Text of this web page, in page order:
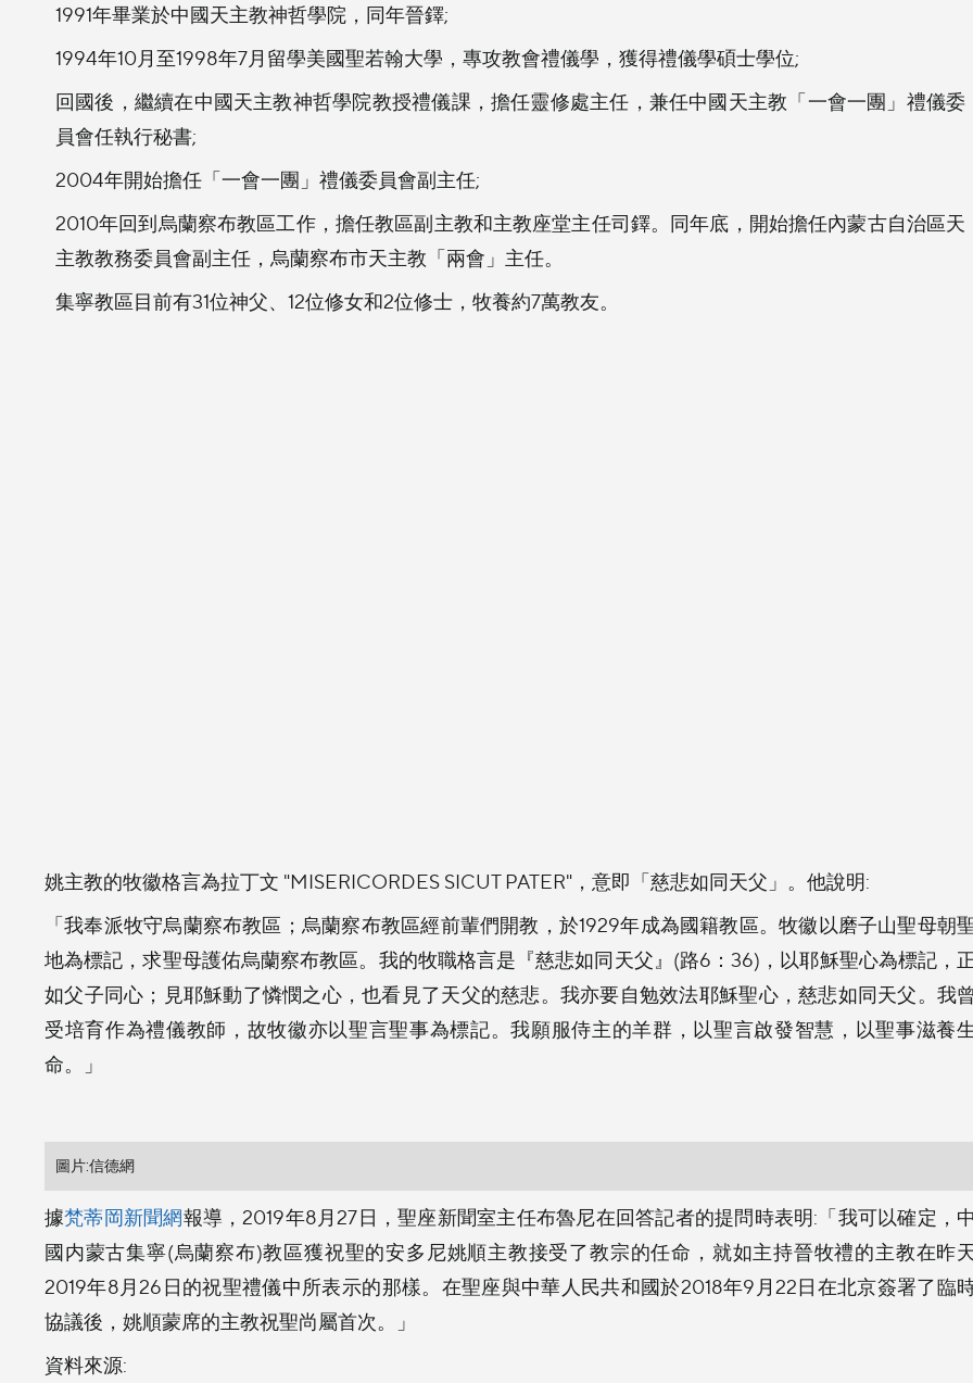
1991年畢業於中國天主教神哲學院，同年晉鐸;
1994年10月至1998年7月留學美國聖若翰大學，專攻教會禮儀學，獲得禮儀學碩士學位;
回國後，繼續在中國天主教神哲學院教授禮儀課，擔任靈修處主任，兼任中國天主教「一會一團」禮儀委
員會任執行秘書;
2004年開始擔任「一會一團」禮儀委員會副主任;
2010年回到烏蘭察布教區工作，擔任教區副主教和主教座堂主任司鐸。同年底，開始擔任內蒙古自治區天
主教教務委員會副主任，烏蘭察布市天主教「兩會」主任。
集寧教區目前有31位神父、12位修女和2位修士，牧養約7萬教友。
姚主教的牧徽格言為拉丁文 "MISERICORDES SICUT PATER"，意即「慈悲如同天父」。他說明:
「我奉派牧守烏蘭察布教區；烏蘭察布教區經前輩們開教，於1929年成為國籍教區。牧徽以磨子山聖母朝
地為標記，求聖母護佑烏蘭察布教區。我的牧職格言是『慈悲如同天父』(路6：36)，以耶穌聖心為標記，
如父子同心；見耶穌動了憐憫之心，也看見了天父的慈悲。我亦要自勉效法耶穌聖心，慈悲如同天父。我曾
受培育作為禮儀教師，故牧徽亦以聖言聖事為標記。我願服侍主的羊群，以聖言啟發智慧，以聖事滋養生
命。」
圖片:信德網
據梵蒂岡新聞網報導，2019年8月27日，聖座新聞室主任布魯尼在回答記者的提問時表明:「我可以確定，中
國内蒙古集寧(烏蘭察布)教區獲祝聖的安多尼姚順主教接受了教宗的任命，就如主持晉牧禮的主教在昨
2019年8月26日的祝聖禮儀中所表示的那樣。在聖座與中華人民共和國於2018年9月22日在北京簽署了臨
協議後，姚順蒙席的主教祝聖尚屬首次。」
資料來源: